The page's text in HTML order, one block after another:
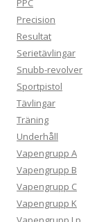
PPC
Precision
Resultat
Serietävlingar
Snubb-revolver
Sportpistol
Tävlingar
Träning
Underhåll
Vapengrupp A
Vapengrupp B
Vapengrupp C
Vapengrupp K